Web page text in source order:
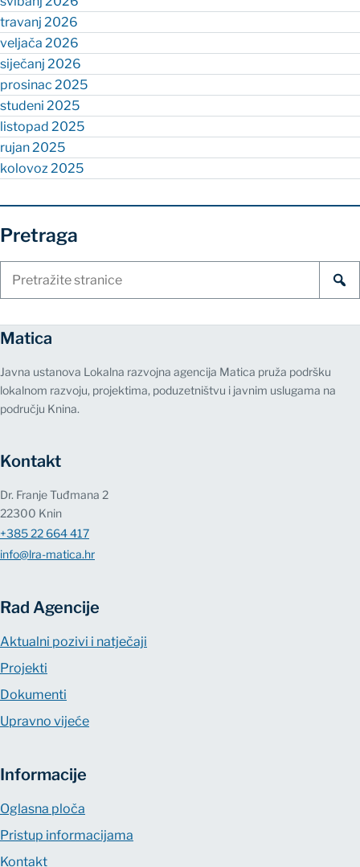
travanj 2026
veljača 2026
siječanj 2026
prosinac 2025
studeni 2025
listopad 2025
rujan 2025
kolovoz 2025
Pretraga
Matica
Javna ustanova Lokalna razvojna agencija Matica pruža podršku
lokalnom razvoju, projektima, poduzetništvu i javnim uslugama na
području Knina.
Kontakt
Dr. Franje Tuđmana 2
22300 Knin
+385 22 664 417
info@lra-matica.hr
Rad Agencije
Aktualni pozivi i natječaji
Projekti
Dokumenti
Upravno vijeće
Informacije
Oglasna ploča
Pristup informacijama
Kontakt